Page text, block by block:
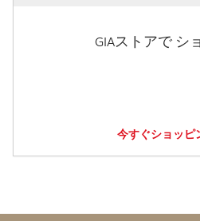
GIAストアで シ
今すぐショッピ